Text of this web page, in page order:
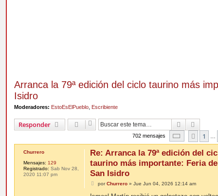
Arranca la 79ª edición del ciclo taurino más
Isidro
Moderadores: EstoEsElPueblo Escribiente
Responder Buscar
702 mensajes Página55
1
Churrero
Mensajes: 129
Registrado: Sab Nov 28,
2020 11:07 pm
Re: Arranca la 79ª edición del
taurino más importante: Feria de
San Isidro
M
n
porChurrero» Jue Jun 04, 2026 12:14 am